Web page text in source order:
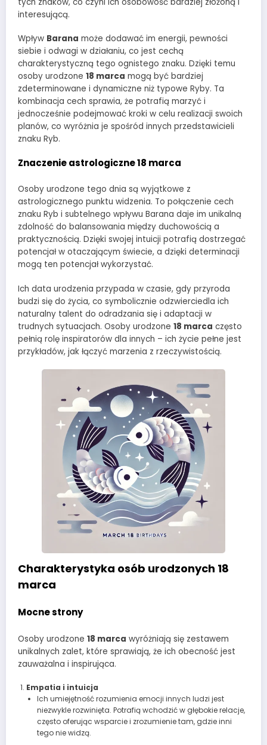
interesującą.
Wpływ Barana może dodawać im energii, pewności
siebie i odwagi w działaniu, co jest cechą
charakterystyczną tego ognistego znaku. Dzięki temu
osoby urodzone 18 marca mogą być bardziej
zdeterminowane i dynamiczne niż typowe Ryby. Ta
kombinacja cech sprawia, że potrafią marzyć i
jednocześnie podejmować kroki w celu realizacji swoich
planów, co wyróżnia je spośród innych przedstawicieli
znaku Ryb.
Znaczenie astrologiczne 18 marca
Osoby urodzone tego dnia są wyjątkowe z
astrologicznego punktu widzenia. To połączenie cech
znaku Ryb i subtelnego wpływu Barana daje im unikalną
zdolność do balansowania między duchowością a
praktycznością. Dzięki swojej intuicji potrafią dostrzegać
potencjał w otaczającym świecie, a dzięki determinacji
mogą ten potencjał wykorzystać.
Ich data urodzenia przypada w czasie, gdy przyroda
budzi się do życia, co symbolicznie odzwierciedla ich
naturalny talent do odradzania się i adaptacji w
trudnych sytuacjach. Osoby urodzone 18 marca często
pełnią rolę inspiratorów dla innych – ich życie pełne jest
przykładów, jak łączyć marzenia z rzeczywistością.
Charakterystyka osób urodzonych 18
marca
Mocne strony
Osoby urodzone 18 marca wyróżniają się zestawem
unikalnych zalet, które sprawiają, że ich obecność jest
zauważalna i inspirująca.
Empatia i intuicja
Ich umiejętność rozumienia emocji innych ludzi jest
niezwykle rozwinięta. Potrafią wchodzić w głębokie relacje,
często oferując wsparcie i zrozumienie tam, gdzie inni
tego nie widzą.